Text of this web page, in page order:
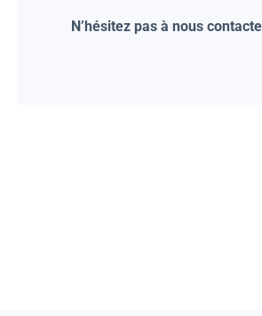
N’hésitez pas à nous